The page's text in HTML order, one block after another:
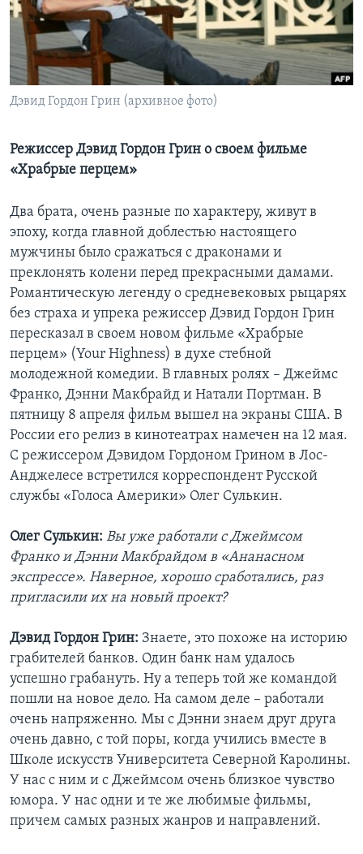
Learning English
СОЦИАЛЬНЫЕ СЕТИ
Языки
Дэвид Гордон Грин (архивное фото)
Режиссер Дэвид Гордон Грин о своем фильме
«Храбрые перцем»
Два брата, очень разные по характеру, живут в
эпоху, когда главной доблестью настоящего
мужчины было сражаться с драконами и
преклонять колени перед прекрасными дамами.
Романтическую легенду о средневековых рыцарях
без страха и упрека режиссер Дэвид Гордон Грин
пересказал в своем новом фильме «Храбрые
перцем» (Your Highness) в духе стебной
молодежной комедии. В главных ролях – Джеймс
Франко, Дэнни Макбрайд и Натали Портман. В
пятницу 8 апреля фильм вышел на экраны США. В
России его релиз в кинотеатрах намечен на 12 мая.
С режиссером Дэвидом Гордоном Грином в Лос-
Анджелесе встретился корреспондент Русской
службы «Голоса Америки» Олег Сулькин.
Олег Сулькин: Вы уже работали с Джеймсом
Франко и Дэнни Макбрайдом в «Ананасном
экспрессе». Наверное, хорошо сработались, раз
пригласили их на новый проект?
Дэвид Гордон Грин: Знаете, это похоже на историю
грабителей банков. Один банк нам удалось
успешно грабануть. Ну а теперь той же командой
пошли на новое дело. На самом деле – работали
очень напряженно. Мы с Дэнни знаем друг друга
очень давно, с той поры, когда учились вместе в
Школе искусств Университета Северной Каролины.
У нас с ним и с Джеймсом очень близкое чувство
юмора. У нас одни и те же любимые фильмы,
причем самых разных жанров и направлений.